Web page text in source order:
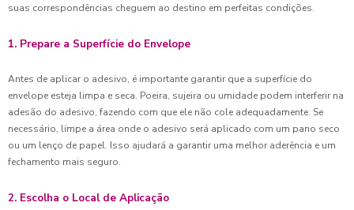
suas correspondências cheguem ao destino em perfeitas condições.
1. Prepare a Superfície do Envelope
Antes de aplicar o adesivo, é importante garantir que a superfície do
envelope esteja limpa e seca. Poeira, sujeira ou umidade podem interferir na
adesão do adesivo, fazendo com que ele não cole adequadamente. Se
necessário, limpe a área onde o adesivo será aplicado com um pano seco
ou um lenço de papel. Isso ajudará a garantir uma melhor aderência e um
fechamento mais seguro.
2. Escolha o Local de Aplicação